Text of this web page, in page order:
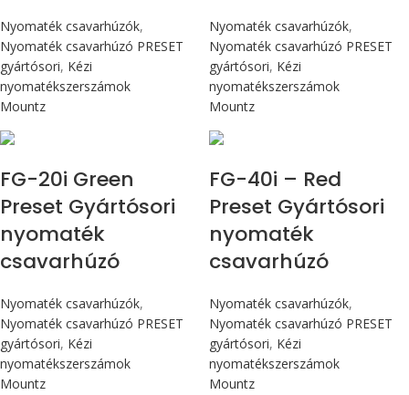
Nyomaték csavarhúzók,
Nyomaték csavarhúzó PRESET
gyártósori, Kézi
nyomatékszerszámok
Mountz
Nyomaték csavarhúzók,
Nyomaték csavarhúzó PRESET
gyártósori, Kézi
nyomatékszerszámok
Mountz
FG-20i Green
Preset Gyártósori
nyomaték
csavarhúzó
Nyomaték csavarhúzók,
Nyomaték csavarhúzó PRESET
gyártósori, Kézi
nyomatékszerszámok
Mountz
FG-40i – Red
Preset Gyártósori
nyomaték
csavarhúzó
Nyomaték csavarhúzók,
Nyomaték csavarhúzó PRESET
gyártósori, Kézi
nyomatékszerszámok
Mountz